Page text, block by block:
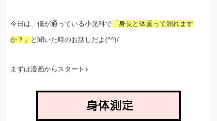
今日は、僕が通っている小児科で 「身長と体重って測れます
か？」 と聞いた時のお話しだよ(^^)/
まずは漫画からスタート♪